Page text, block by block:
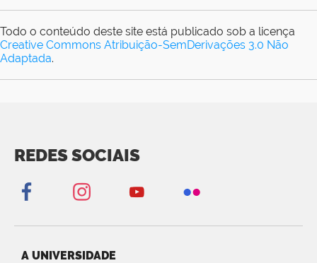
Todo o conteúdo deste site está publicado sob a licença
Creative Commons Atribuição-SemDerivações 3.0 Não
Adaptada.
REDES SOCIAIS
A UNIVERSIDADE